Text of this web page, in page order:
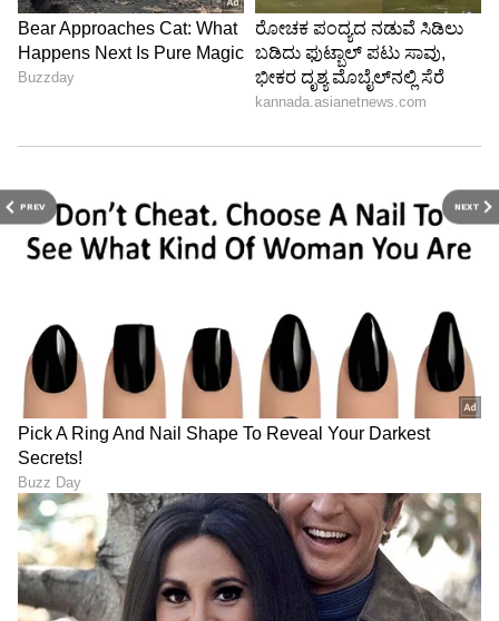
PREV NEXT
ಪ್ರೋಬಾ ಎಂದರೆ ಪ್ರಾಜೆಕ್ಟ್ ಫಾರ್ ಆನ್‌ಬೋರ್ಡ್ ಅಟಾನಮಿ
ಎಂಬುದರ ಸ್ವರೂಪವಾಗಿದ್ದು, ಉಪಗ್ರಹಗಳು ಭೂಮಿ ಯಿಂದ
ಯೋಜನೆಯ 2 ಉಪಗ್ರಹಗಳು ರಚನಾತ್ಮಕ ಹಾರಾಟದ
(ಫಾರ್ಮೇಶನ್ ಪ್ರೈಯಿಂಗ್) ಪ್ರಯೋಗಗಳನ್ನು ಸ್ವತಂತ್ರವಾಗಿ
ನಡೆಸುತ್ತಾ, ತಮ್ಮ ಅಂತರ್ಗತ ವ್ಯವಸ್ಥೆಗಳನ್ನು ಬಳಸಿಕೊಂಡು
ಸೂರ್ಯನ ಕೊರೋನಾದ ಅಧ್ಯಯನ ಏಕೆ?:
ಸೂರ್ಯನ ಅತ್ಯಂತ ಹೊರಗಿನ ವಾತಾವರಣವಾದ
ಕೊರೋನಾ ಕೌತುಕಗಳ ಆಗರವಾಗಿದೆ. ವಿಸ್ಮಯಕಾರಿ
ವಿಚಾರವೆಂದರೆ, ಭೂಮಿ ಯಿಂದ ಕಾಣುವ, ಸೂರ್ಯನ
ಹೊಳೆಯುವ ಹೊರಮೈಗೆ ಹೋಲಿಸಿದರೆ ಕೊರೋನಾ 1
ಮಿಲಿಯನ್ ಡಿಗ್ರಿ ಸೆಲ್ಸಿಯಸ್‌ಗಿಂತಲೂ ಹೆಚ್ಚು